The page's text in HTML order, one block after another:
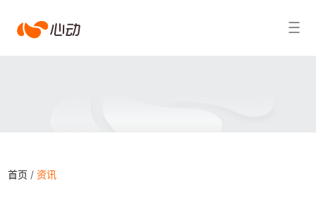
爱
育
搜索结果
首页 /资讯